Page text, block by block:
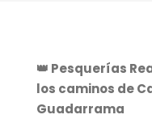
👑 Pesquerías
los caminos de
Guadarrama